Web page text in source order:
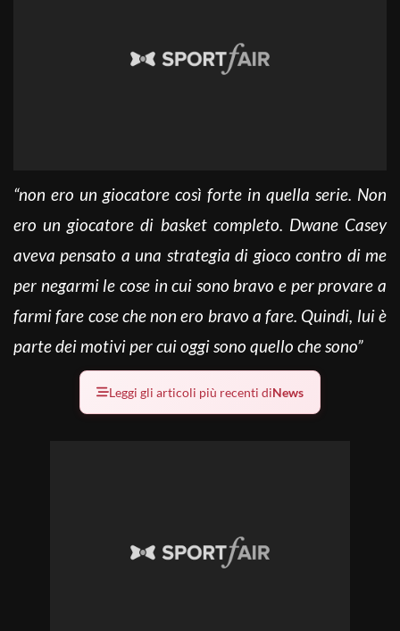
“non ero un giocatore così forte in quella serie. Non
ero un giocatore di basket completo. Dwane Casey
aveva pensato a una strategia di gioco contro di me
per negarmi le cose in cui sono bravo e per provare a
farmi fare cose che non ero bravo a fare. Quindi, lui è
parte dei motivi per cui oggi sono quello che sono”
Leggi gli articoli più recenti diNews